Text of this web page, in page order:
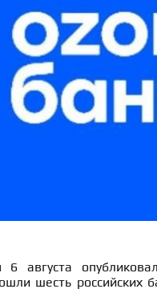
6 августа
шесть российских